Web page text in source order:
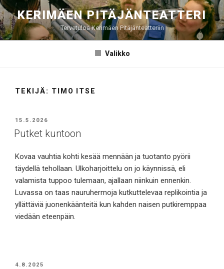
Siirry
sisältöönKERIMÄEN PITÄJÄNTEATTERI
Tervetuloa Kerimäen Pitäjänteatteriin
Valikko
TEKIJÄ: TIMO ITSE
JULKAISTU
15.5.2026
Putket kuntoon
Kovaa vauhtia kohti kesää mennään ja tuotanto pyörii
täydellä tehollaan. Ulkoharjoittelu on jo käynnissä, eli
valamista tuppoo tulemaan, ajallaan niinkuin ennenkin.
Luvassa on taas nauruhermoja kutkuttelevaa replikointia ja
yllättäviä juonenkäänteitä kun kahden naisen putkiremppaa
viedään eteenpäin.
JULKAISTU
4.8.2025